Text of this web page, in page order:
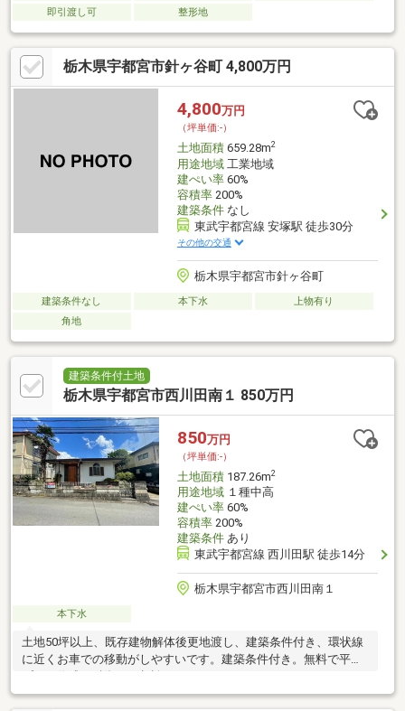
即引渡し可
整形地
栃木県宇都宮市針ヶ谷町 4,800万円
4,800万円
（坪単価:-）
土地面積659.28m2
用途地域工業地域
建ぺい率60%
容積率200%
建築条件なし
東武宇都宮線 安塚駅 徒歩30分
その他の交通
栃木県宇都宮市針ヶ谷町
建築条件なし 本下水
上物有り
角地
建築条件付土地
栃木県宇都宮市西川田南１ 850万円
850万円
（坪単価:-）
土地面積187.26m2
用途地域１種中高
建ぺい率60%
容積率200%
建築条件あり
東武宇都宮線 西川田駅 徒歩14分
栃木県宇都宮市西川田南１
本下水
土地50坪以上、既存建物解体後更地渡し、建築条件付き、環状線
に近くお車での移動がしやすいです。建築条件付き。無料で平面